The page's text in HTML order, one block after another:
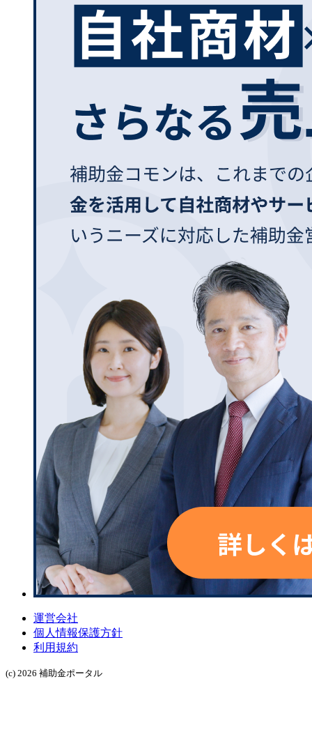
運営会社
個人情報保護方針
利用規約
(c) 2026 補助金ポータル